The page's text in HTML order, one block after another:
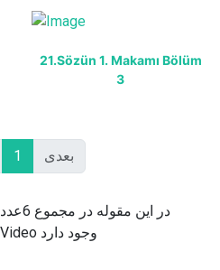
21.Sözün 1. Makamı Bölüm
3
1 بعدی
در این مقوله در مجموع 6عدد
Video وجود دارد